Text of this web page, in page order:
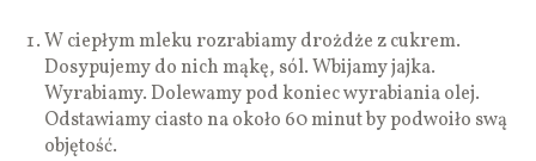
W ciepłym mleku rozrabiamy drożdże z cukrem.
Dosypujemy do nich mąkę, sól. Wbijamy jajka.
Wyrabiamy. Dolewamy pod koniec wyrabiania olej.
Odstawiamy ciasto na około 60 minut by podwoiło swą
objętość.